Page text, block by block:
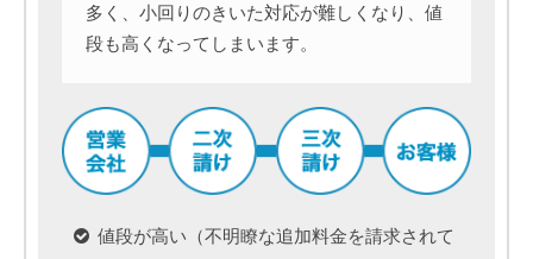
多く、小回りのきいた対応が難しくなり、値
段も高くなってしまいます。
値段が高い（不明瞭な追加料金を請求されて